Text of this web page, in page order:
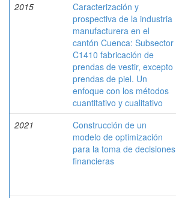
2015
Caracterización y
prospectiva de la industria
manufacturera en el
cantón Cuenca: Subsector
C1410 fabricación de
prendas de vestir, excepto
prendas de piel. Un
enfoque con los métodos
cuantitativo y cualitativo
2021
Construcción de un
modelo de optimización
para la toma de decisiones
financieras